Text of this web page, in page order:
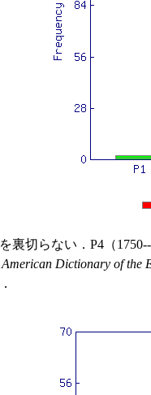
切らない．P4（
Dictionary of the